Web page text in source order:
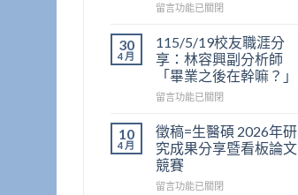
碩
看
板
論
競
於
6/12
上
午
9:30
在
校
友
職
分
陳
榮
傑
博
士
留言功能已關閉
30
4 月
115/5/19校友職涯分
享：林容興副分析師
「畢業之後在幹嘛？」
在
校
友
職
涯
分
留言功能已關閉
10
4 月
徵稿=生醫碩 2026年研
究成果分享暨看板論文
競賽
在
留言功能已關閉